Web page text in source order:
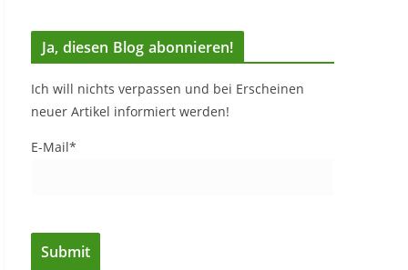
Ja, diesen Blog abonnieren!
Ich will nichts verpassen und bei Erscheinen
neuer Artikel informiert werden!
E-Mail*